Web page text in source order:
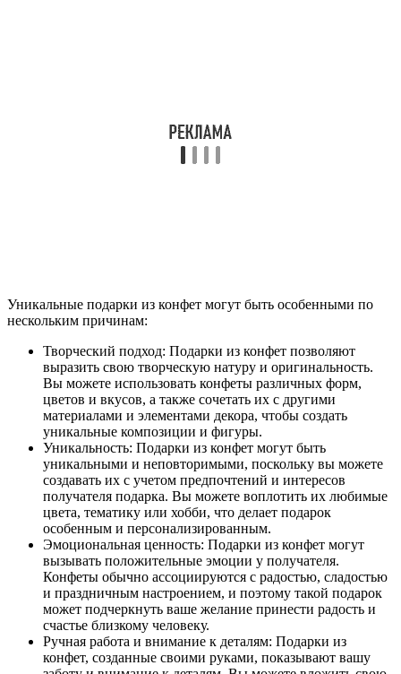
Уникальные подарки из конфет могут быть особенными по
нескольким причинам:
Творческий подход: Подарки из конфет позволяют
выразить свою творческую натуру и оригинальность.
Вы можете использовать конфеты различных форм,
цветов и вкусов, а также сочетать их с другими
материалами и элементами декора, чтобы создать
уникальные композиции и фигуры.
Уникальность: Подарки из конфет могут быть
уникальными и неповторимыми, поскольку вы можете
создавать их с учетом предпочтений и интересов
получателя подарка. Вы можете воплотить их любимые
цвета, тематику или хобби, что делает подарок
особенным и персонализированным.
Эмоциональная ценность: Подарки из конфет могут
вызывать положительные эмоции у получателя.
Конфеты обычно ассоциируются с радостью, сладостью
и праздничным настроением, и поэтому такой подарок
может подчеркнуть ваше желание принести радость и
счастье близкому человеку.
Ручная работа и внимание к деталям: Подарки из
конфет, созданные своими руками, показывают вашу